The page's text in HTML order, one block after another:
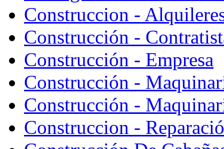
Construccion -
Construcción -
Construcción - Empresa
Construcción -
Construcción -
Construccion -